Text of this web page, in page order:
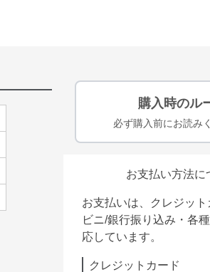
購入時のル
必ず購入前にお読み
お支払い方法に
お支払いは、クレジッ
ビニ/銀行振り込み・各
応しています。
クレジットカード